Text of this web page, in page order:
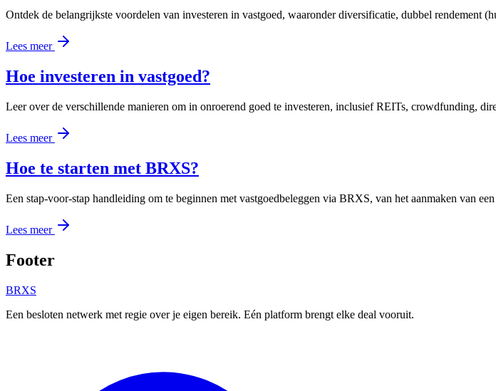
Ontdek de belangrijkste voordelen van investeren in vastgoed, waaronder diversificatie, dubbel
Lees meer
Hoe investeren in vastgoed?
Leer over de verschillende manieren om in onroerend goed te investeren, inclusief REITs, crowdfunding,
Lees meer
Hoe te starten met BRXS?
Een stap-voor-stap handleiding om te beginnen met vastgoedbeleggen via BRXS, van het aanmaken van
Lees meer
Footer
BRXS
Een besloten netwerk met regie over je eigen bereik. Eén platform brengt elke deal vooruit.